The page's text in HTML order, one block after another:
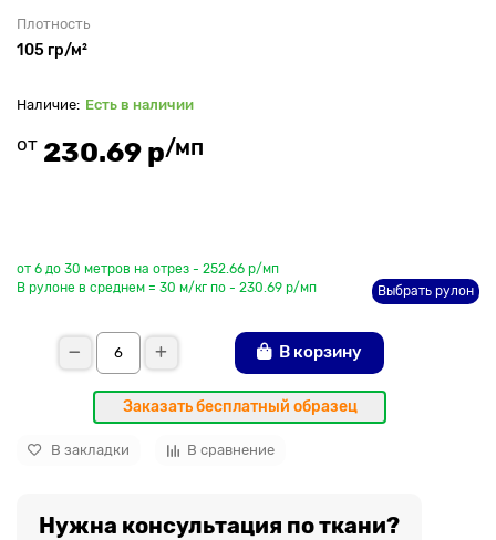
Плотность
105 гр/м²
Есть в наличии
от 230.69 р/мп
от 6 до 30 метров на отрез - 252.66 р/мп
В рулоне в среднем = 30 м/кг по - 230.69 р/мп
Выбрать рулон
В корзину
Заказать бесплатный образец
В закладки В сравнение
Нужна консультация по ткани?